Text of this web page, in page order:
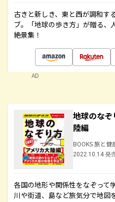
古きと新しき、東と西が調和す
ブ。「地球の歩き方」が贈る、
絶景集！
AD
地球のな
陸編
BOOKS 旅と健
2022.10.14 発
各国の地形や関係性をなぞって
川や街道、島など旅気分で地図